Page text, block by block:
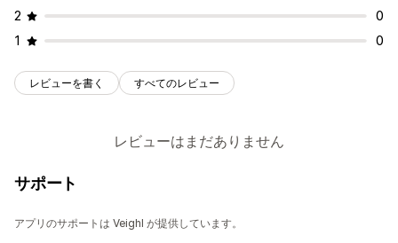
2
0
1
0
レビューを書く すべてのレビュー
レビューはまだありません
サポート
アプリのサポートは Veighl が提供しています。